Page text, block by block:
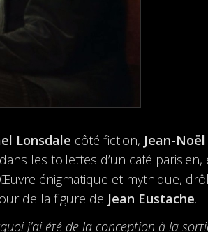
Lonsdale côté fiction, Jean-Noël
les toilettes d’un café
énigmatique et mythique,
de la figure de Jean Eustache.
j’ai été de la conception à la